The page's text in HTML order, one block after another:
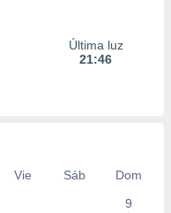
Última luz
21:46
Vie Sáb
Dom
9